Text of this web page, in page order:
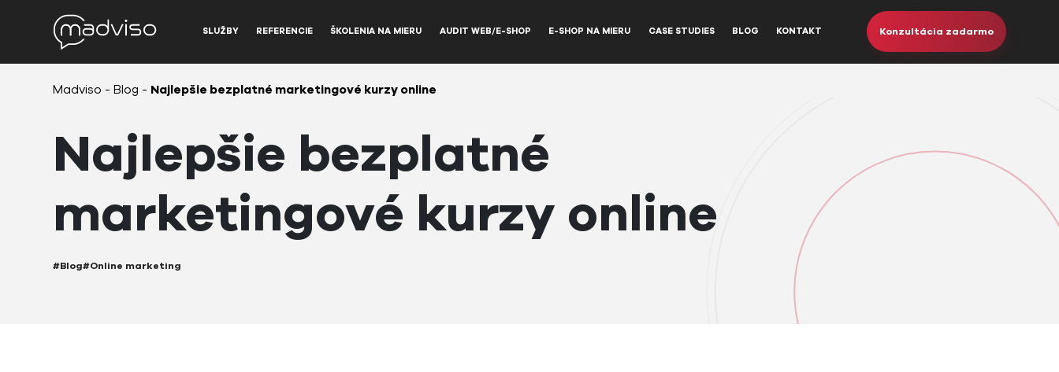
SLUŽBY REFERENCIE ŠKOLENIA NA MIERU AUDIT WEB/E-SHOP E-SHOP NA MIERU CASE STUDIES BLOG KONTAKT Konzultácia zadarmo
Madviso -Blog - Najlepšie bezplatné marketingové kurzy online
Najlepšie bezplatné
marketingové kurzy online
#Blog#Online marketing